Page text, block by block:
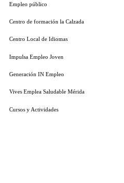
Empleo público
Centro de formación la Calzada
Centro Local de Idiomas
Impulsa Empleo Joven
Generación IN Empleo
Vives Emplea Saludable Mérida
Cursos y Actividades